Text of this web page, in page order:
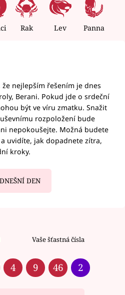
Rak Lev Panna
nejlepším řešením je dnes
Berani. Pokud jde o srdeční
být ve víru zmatku. Snažit
rozpoložení bude
nepokoušejte. Možná budete
uvidíte, jak dopadnete zítra,
kroky.
DEN
Vaše šťastná čísla
4 9 46 2